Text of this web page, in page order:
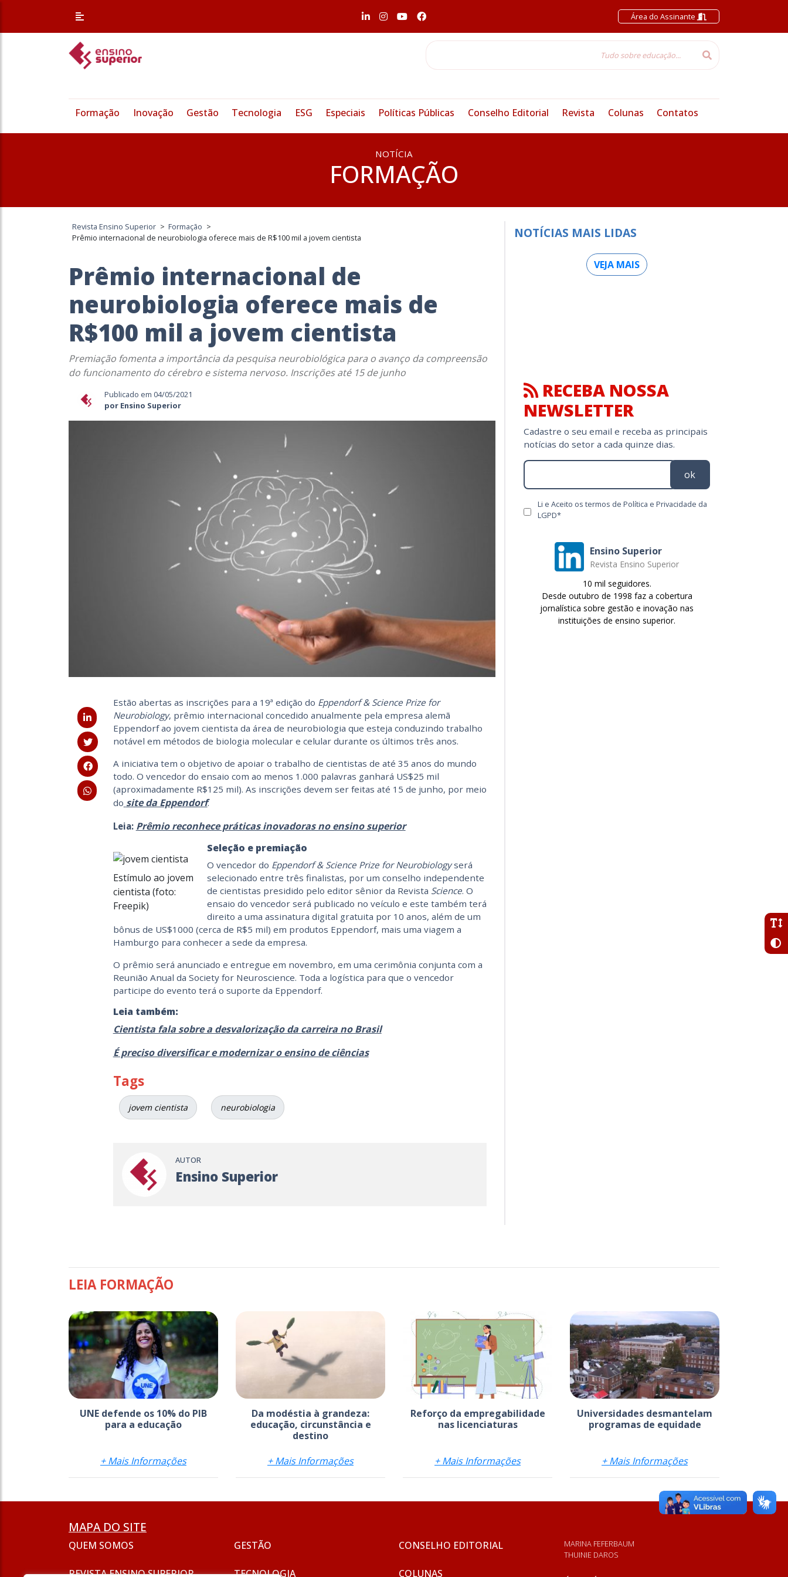
Área do Assinante
Formação Inovação Gestão Tecnologia ESG Especiais Políticas Públicas Conselho Editorial Revista Colunas Contatos
NOTÍCIA
FORMAÇÃO
Revista Ensino Superior > Formação >
Prêmio internacional de neurobiologia oferece mais de R$100 mil a jovem cientista
Prêmio internacional de
neurobiologia oferece mais de
R$100 mil a jovem cientista
Premiação fomenta a importância da pesquisa neurobiológica para o avanço da compreensão
do funcionamento do cérebro e sistema nervoso. Inscrições até 15 de junho
Publicado em 04/05/2021
por Ensino Superior
Estão abertas as inscrições para a 19ª edição do Eppendorf & Science Prize for
Neurobiology, prêmio internacional concedido anualmente pela empresa alemã
Eppendorf ao jovem cientista da área de neurobiologia que esteja conduzindo trabalho
notável em métodos de biologia molecular e celular durante os últimos três anos.
A iniciativa tem o objetivo de apoiar o trabalho de cientistas de até 35 anos do mundo
todo. O vencedor do ensaio com ao menos 1.000 palavras ganhará US$25 mil
(aproximadamente R$125 mil). As inscrições devem ser feitas até 15 de junho, por meio
do site da Eppendorf.
Leia: Prêmio reconhece práticas inovadoras no ensino superior
Estímulo ao jovem
cientista (foto:
Freepik)
Seleção e premiação
O vencedor do Eppendorf & Science Prize for Neurobiologyserá
selecionado entre três finalistas, por um conselho independente
de cientistas presidido pelo editor sênior da Revista Science. O
ensaio do vencedor será publicado no veículo e este também terá
direito a uma assinatura digital gratuita por 10 anos, além de um
bônus de US$1000 (cerca de R$5 mil) em produtos Eppendorf, mais uma viagem a
Hamburgo para conhecer a sede da empresa.
O prêmio será anunciado e entregue em novembro, em uma cerimônia conjunta com a
Reunião Anual da Society for Neuroscience. Toda a logística para que o vencedor
participe do evento terá o suporte da Eppendorf.
Leia também:
Cientista fala sobre a desvalorização da carreira no Brasil
É preciso diversificar e modernizar o ensino de ciências
Tags
jovem cientista neurobiologia
AUTOR
Ensino Superior
NOTÍCIAS MAIS LIDAS
VEJA MAIS
RECEBA NOSSA
NEWSLETTER
Cadastre o seu email e receba as principais
notícias do setor a cada quinze dias.
ok
Li e Aceito os termos de Política e Privacidade da
LGPD*
Ensino Superior
Revista Ensino Superior
10 mil seguidores.
Desde outubro de 1998 faz a cobertura
jornalística sobre gestão e inovação nas
instituições de ensino superior.
LEIA FORMAÇÃO
UNE defende os 10% do PIB
para a educação
+ Mais Informações
Da modéstia à grandeza:
educação, circunstância e
destino
+ Mais Informações
Reforço da empregabilidade
nas licenciaturas
+ Mais Informações
Universidades desmantelam
programas de equidade
+ Mais Informações
MAPA DO SITE
QUEM SOMOS
REVISTA ENSINO SUPERIOR
GESTÃO
TECNOLOGIA
CONSELHO EDITORIAL
COLUNAS
MARINA FEFERBAUM
THUINIE DAROS